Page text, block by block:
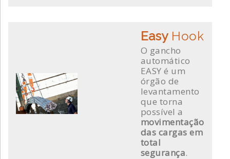
EasyHook
O gancho
automático
EASY é um
órgão de
levantamento
que torna
possível a
movimentação
das cargas em
total
segurança.